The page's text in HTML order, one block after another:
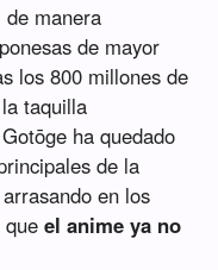
manera
de mayor
los 800 millones de
taquilla
ha quedado
de la
en los
queel anime ya no